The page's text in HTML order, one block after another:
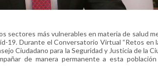
sectores más vulnerables en materia de salud
19. Durante el Conversatorio Virtual “Retos en
Ciudadano para la Seguridad y Justicia de la
de manera permanente a esta